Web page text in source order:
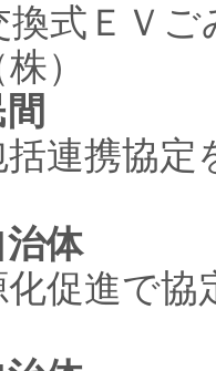
換式ＥＶ
）
括連携協
治体
化促進で